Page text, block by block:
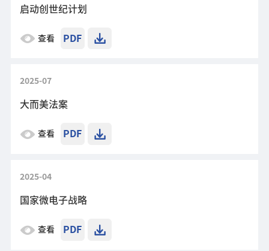
启动创世纪计划
查看 PDF
2025-07
大而美法案
查看 PDF
2025-04
国家微电子战略
查看 PDF